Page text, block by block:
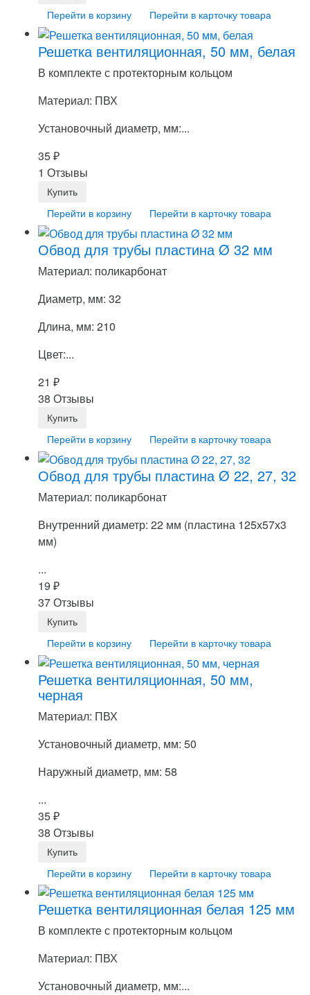
Перейти в корзину Перейти в карточку товара
Решетка вентиляционная, 50 мм, белая
В комплекте с протекторным кольцом
Материал: ПВХ
Установочный диаметр, мм:...
35₽
1 Отзывы
Перейти в корзину Перейти в карточку товара
Обвод для трубы пластина Ø 32 мм
Материал: поликарбонат
Диаметр, мм: 32
Длина, мм: 210
Цвет:...
21 ₽
38 Отзывы
Перейти в корзину Перейти в карточку товара
Обвод для трубы пластина Ø 22, 27, 32
Материал: поликарбонат
Внутренний диаметр: 22 мм (пластина 125х57х3
мм)
...
19 ₽
37 Отзывы
Перейти в корзину Перейти в карточку товара
Решетка вентиляционная, 50 мм,
черная
Материал: ПВХ
Установочный диаметр, мм: 50
Наружный диаметр, мм: 58
...
35₽
38 Отзывы
Перейти в корзину Перейти в карточку товара
Решетка вентиляционная белая 125 мм
В комплекте с протекторным кольцом
Материал: ПВХ
Установочный диаметр, мм:...